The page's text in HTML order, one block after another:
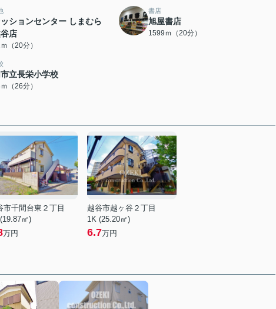
ションセンター しまむら
店
（20分）
書店
旭屋書店
1599ｍ（20分）
立長栄小学校
（26分）
市千間台東２丁目
㎡)
万円
越谷市越ヶ谷２丁目
1K (25.20㎡)
6.7万円